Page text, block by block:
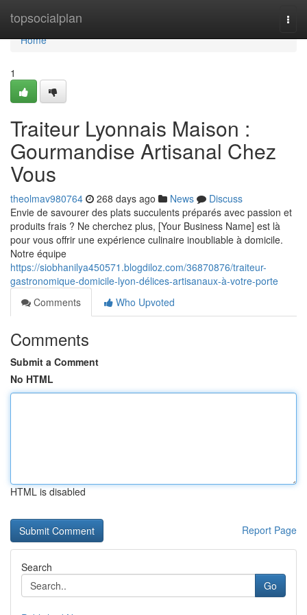
topsocialplan
Home
Home
1
Traiteur Lyonnais Maison :
Gourmandise Artisanal Chez
Vous
theolmav980764 268 days ago News
Discuss
Envie de savourer des plats succulents préparés avec passion et
produits frais ? Ne cherchez plus, [Your Business Name] est là
pour vous offrir une expérience culinaire inoubliable à domicile.
Notre équipe
https://siobhanilya450571.blogdiloz.com/36870876/traiteur-
gastronomique-domicile-lyon-délices-artisanaux-à-votre-porte
Comments
Who Upvoted
Comments
Submit a Comment
No HTML
HTML is disabled
Report Page
Search
Go